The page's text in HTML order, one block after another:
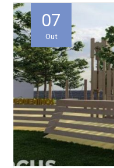
07
Out